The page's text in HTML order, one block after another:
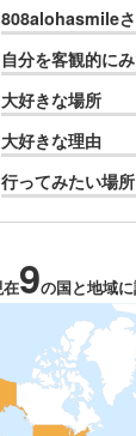
808alohasmile
自分を客観的に
大好きな場所
大好きな理由
行ってみたい場所
9の国と地域